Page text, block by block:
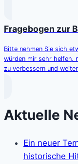
Fragebogen zur
Bitte nehmen Sie sich
würden mir sehr helfen,
zu verbessern und
Aktuelle
Ein neuer
historische